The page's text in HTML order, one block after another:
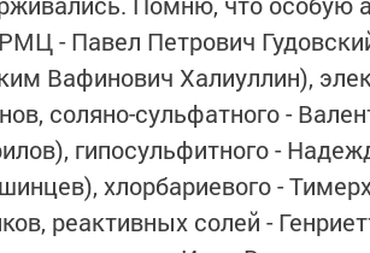
- Павел Петрович
Вафинович Халиуллин),
соляно-сульфатного -
гипосульфитного -
хлорбариевого -
реактивных солей -